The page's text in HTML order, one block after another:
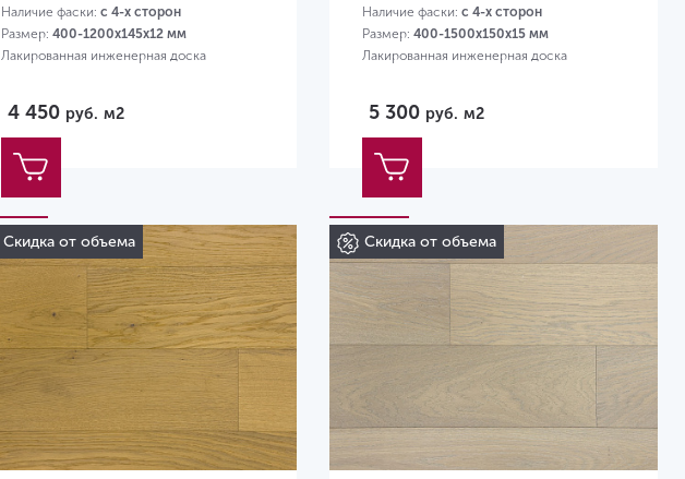
Наличие фаски: с 4-х сторон
Размер: 400-1200х145х12 мм
Лакированная инженерная доска
4 450 руб. м2
Наличие фаски: с 4-х сторон
Размер: 400-1500х150х15 мм
Лакированная инженерная доска
5 300 руб. м2
Скидка от объема Скидка от объема